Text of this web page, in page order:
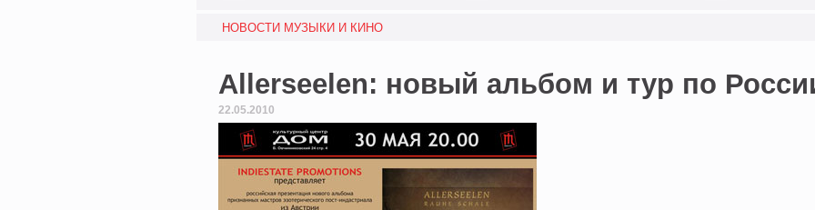
НОВОСТИ МУЗЫКИ И КИНО
Allerseelen: новый альбом и тур по
22.05.2010